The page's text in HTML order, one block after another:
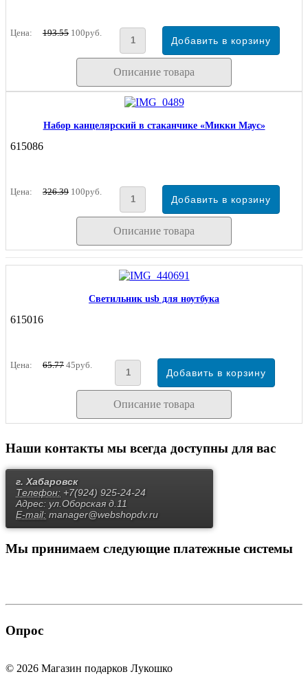
Цена: 193.55 100руб.
Описание товара
Набор канцелярский в стаканчике «Микки Маус»
615086
Цена: 326.39 100руб.
Описание товара
Светильник usb для ноутбука
615016
Цена: 65.77 45руб.
Описание товара
Наши контакты мы всегда доступны для вас
г. Хабаровск
Телефон: +7(924) 925-24-24
Адрес: ул.Оборская д.11
E-mail: manager@webshopdv.ru
Мы принимаем следующие платежные системы
Опрос
© 2026 Магазин подарков Лукошко